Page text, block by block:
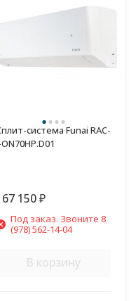
система Funai RAC-
150 ₽
Под заказ. Звоните 8
(978) 562-14-04
В корзину